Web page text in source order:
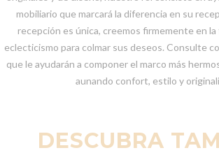
mobiliario que marcará la diferencia en su
recepción es única, creemos firmemente en
eclecticismo para colmar sus deseos. Consulte
que le ayudarán a componer el marco más
aunando confort, estilo y
DESCUBRA